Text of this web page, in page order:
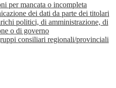
per mancata o incompleta
dei dati da parte dei titolari
politici, di amministrazione, di
o di governo
consiliari regionali/provinciali